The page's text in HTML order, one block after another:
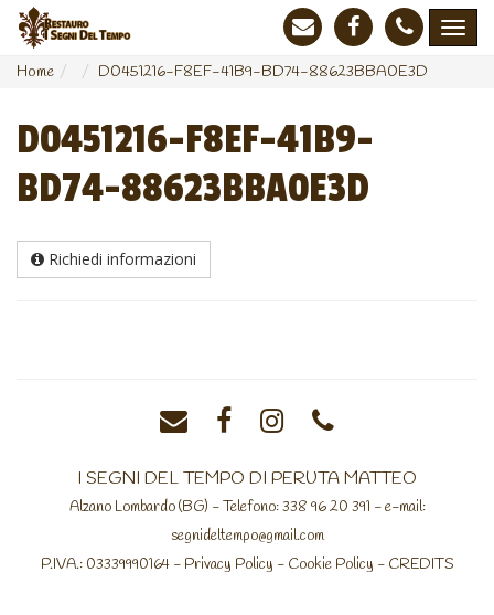
Home D0451216-F8EF-41B9-BD74-88623BBA0E3D
D0451216-F8EF-41B9-
BD74-88623BBA0E3D
Richiedi informazioni
I SEGNI DEL TEMPO DI PERUTA MATTEO
Alzano Lombardo (BG) - Telefono: 338 96 20 391 - e-mail:
segnideltempo@gmail.com
P.IVA.: 03339990164 - Privacy Policy - Cookie Policy - CREDITS